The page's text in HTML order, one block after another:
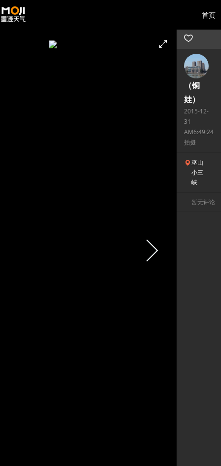
首页
（铜
娃）
2015-12-
31
AM6:49:24
拍摄
巫山
小三
峡
暂无评论